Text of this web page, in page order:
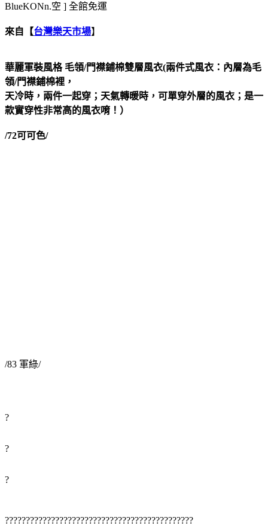
BlueKONn.空 ] 全館免運
來自【台灣樂天市場】
華麗軍裝風格 毛領/門襟鋪棉雙層風衣(兩件式風衣：內層為毛
領/門襟鋪棉裡，
天冷時，兩件一起穿；天氣轉暖時，可單穿外層的風衣；是一
款實穿性非常高的風衣唷！）
/72可可色/
/83 軍綠/
?
?
?
?????????????????????????????????????????????